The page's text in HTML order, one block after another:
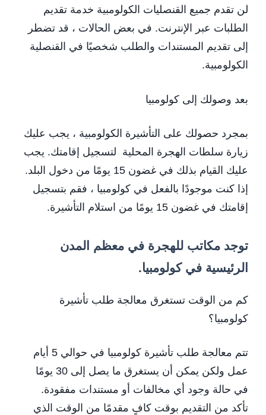
لن تقدم جميع القنصليات الكولومبية خدمة تقديم
الطلبات عبر الإنترنت. في بعض الحالات ، قد تضطر
إلى تقديم المستندات والطلب شخصيًا في القنصلية
الكولومبية.
بعد وصولك إلى كولومبيا
بمجرد حصولك على التأشيرة الكولومبية ، يجب عليك
زيارة سلطات الهجرة المحلية لتسجيل إقامتك. يجب
عليك القيام بذلك في غضون 15 يومًا من دخول البلد.
إذا كنت موجودًا بالفعل في كولومبيا ، فقم بتسجيل
إقامتك في غضون 15 يومًا من استلام التأشيرة.
توجد مكاتب للهجرة في معظم المدن
الرئيسية في كولومبيا.
كم من الوقت تستغرق معالجة طلب تأشيرة
كولومبيا؟
تتم معالجة طلب تأشيرة كولومبيا في حوالي 5 أيام
عمل ولكن يمكن أن يستغرق ما يصل إلى 30 يومًا
في حالة وجود أي مخالفات أو مستندات مفقودة.
تأكد من التقديم بوقت كافٍ مقدمًا من الوقت الذي